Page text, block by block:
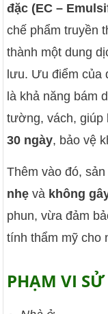
đặc (EC –
chế phẩm truyền
thành một dung
lưu. Ưu điểm của
là khả năng bám
tường, vách, giúp
30 ngày, bảo vệ
Thêm vào đó,
nhẹ và không
phun, vừa đảm
tính thẩm mỹ cho
PHẠM VI